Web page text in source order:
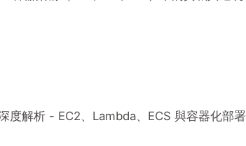
度解析 - EC2、Lambda、ECS 與容器化部署